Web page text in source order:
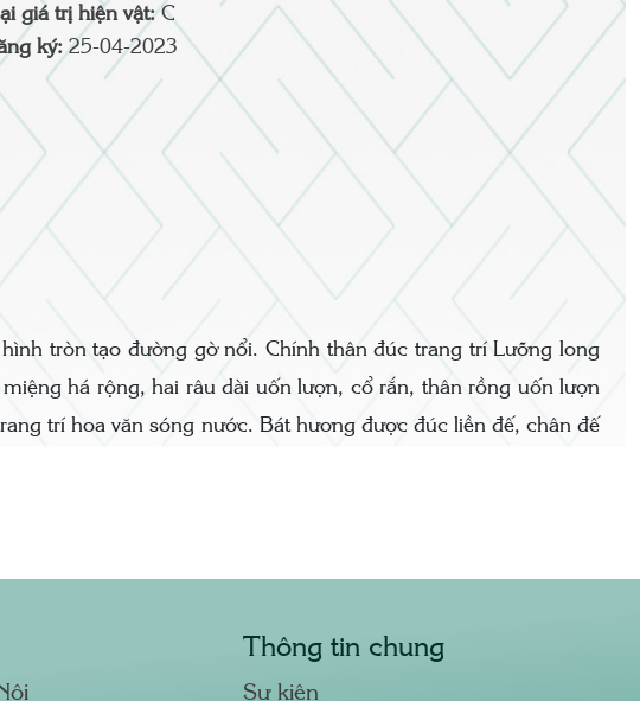
giá trị hiện vật:C
ký:25-04-2023
tròn tạo đường gờ nổi. Chính thân đúc trang trí Lưỡng long
há rộng, hai râu dài uốn lượn, cổ rắn, thân rồng uốn lượn
trí hoa văn sóng nước. Bát hương được đúc liền đế, chân đế
Thông tin chung
Sự kiện